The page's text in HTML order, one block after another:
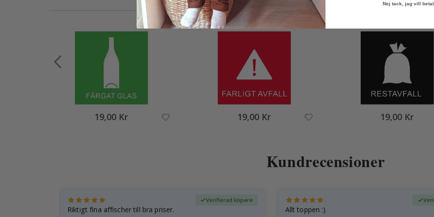
Liknande Produkter
19,00 Kr 19,00 Kr 19,00 Kr
Kundrecensioner
Riktigt fina affischer till bra priser.
Verifierad köpare
Allt toppen :)
Nej tack, jag vill